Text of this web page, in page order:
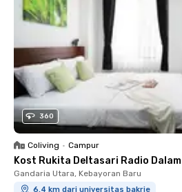
360
Coliving • Campur
Kost Rukita Deltasari Radio Dalam
Gandaria Utara, Kebayoran Baru
6.4 km dari universitas bakrie